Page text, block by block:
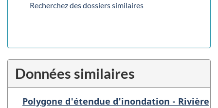
Recherchez des dossiers similaires
Données similaires
Polygone d'étendue d'inondation - Rivière